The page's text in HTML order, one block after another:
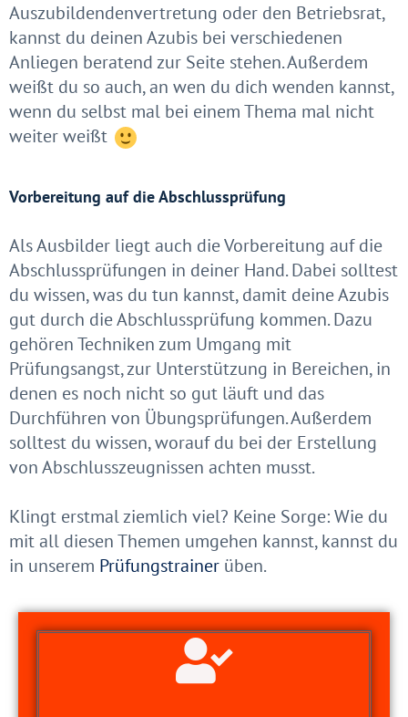
Auszubildendenvertretung oder den Betriebsrat,
kannst du deinen Azubis bei verschiedenen
Anliegen beratend zur Seite stehen. Außerdem
weißt du so auch, an wen du dich wenden kannst,
wenn du selbst mal bei einem Thema mal nicht
weiter weißt
Vorbereitung auf die Abschlussprüfung
Als Ausbilder liegt auch die Vorbereitung auf die
Abschlussprüfungen in deiner Hand. Dabei solltest
du wissen, was du tun kannst, damit deine Azubis
gut durch die Abschlussprüfung kommen. Dazu
gehören Techniken zum Umgang mit
Prüfungsangst, zur Unterstützung in Bereichen, in
denen es noch nicht so gut läuft und das
Durchführen von Übungsprüfungen. Außerdem
solltest du wissen, worauf du bei der Erstellung
von Abschlusszeugnissen achten musst.
Klingt erstmal ziemlich viel? Keine Sorge: Wie du
mit all diesen Themen umgehen kannst, kannst du
in unserem Prüfungstrainer üben.